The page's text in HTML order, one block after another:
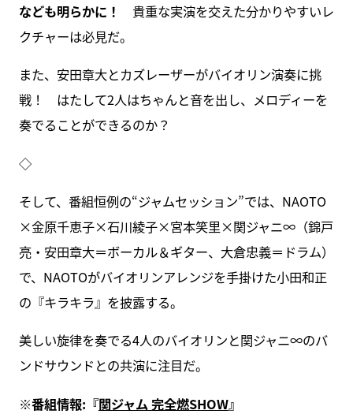
なども明らかに！
貴重な実演を交えた分かりやすいレ
クチャーは必見だ。
また、安田章大とカズレーザーがバイオリン演奏に挑
戦！ はたして2人はちゃんと音を出し、メロディーを
奏でることができるのか？
◇
そして、番組恒例の“ジャムセッション”では、NAOTO
×金原千恵子×石川綾子×宮本笑里×関ジャニ∞（錦戸
亮・安田章大＝ボーカル＆ギター、大倉忠義＝ドラム）
で、NAOTOがバイオリンアレンジを手掛けた小田和正
の『キラキラ』を披露する。
美しい旋律を奏でる4人のバイオリンと関ジャニ∞のバ
ンドサウンドとの共演に注目だ。
※番組情報:『関ジャム 完全燃SHOW』